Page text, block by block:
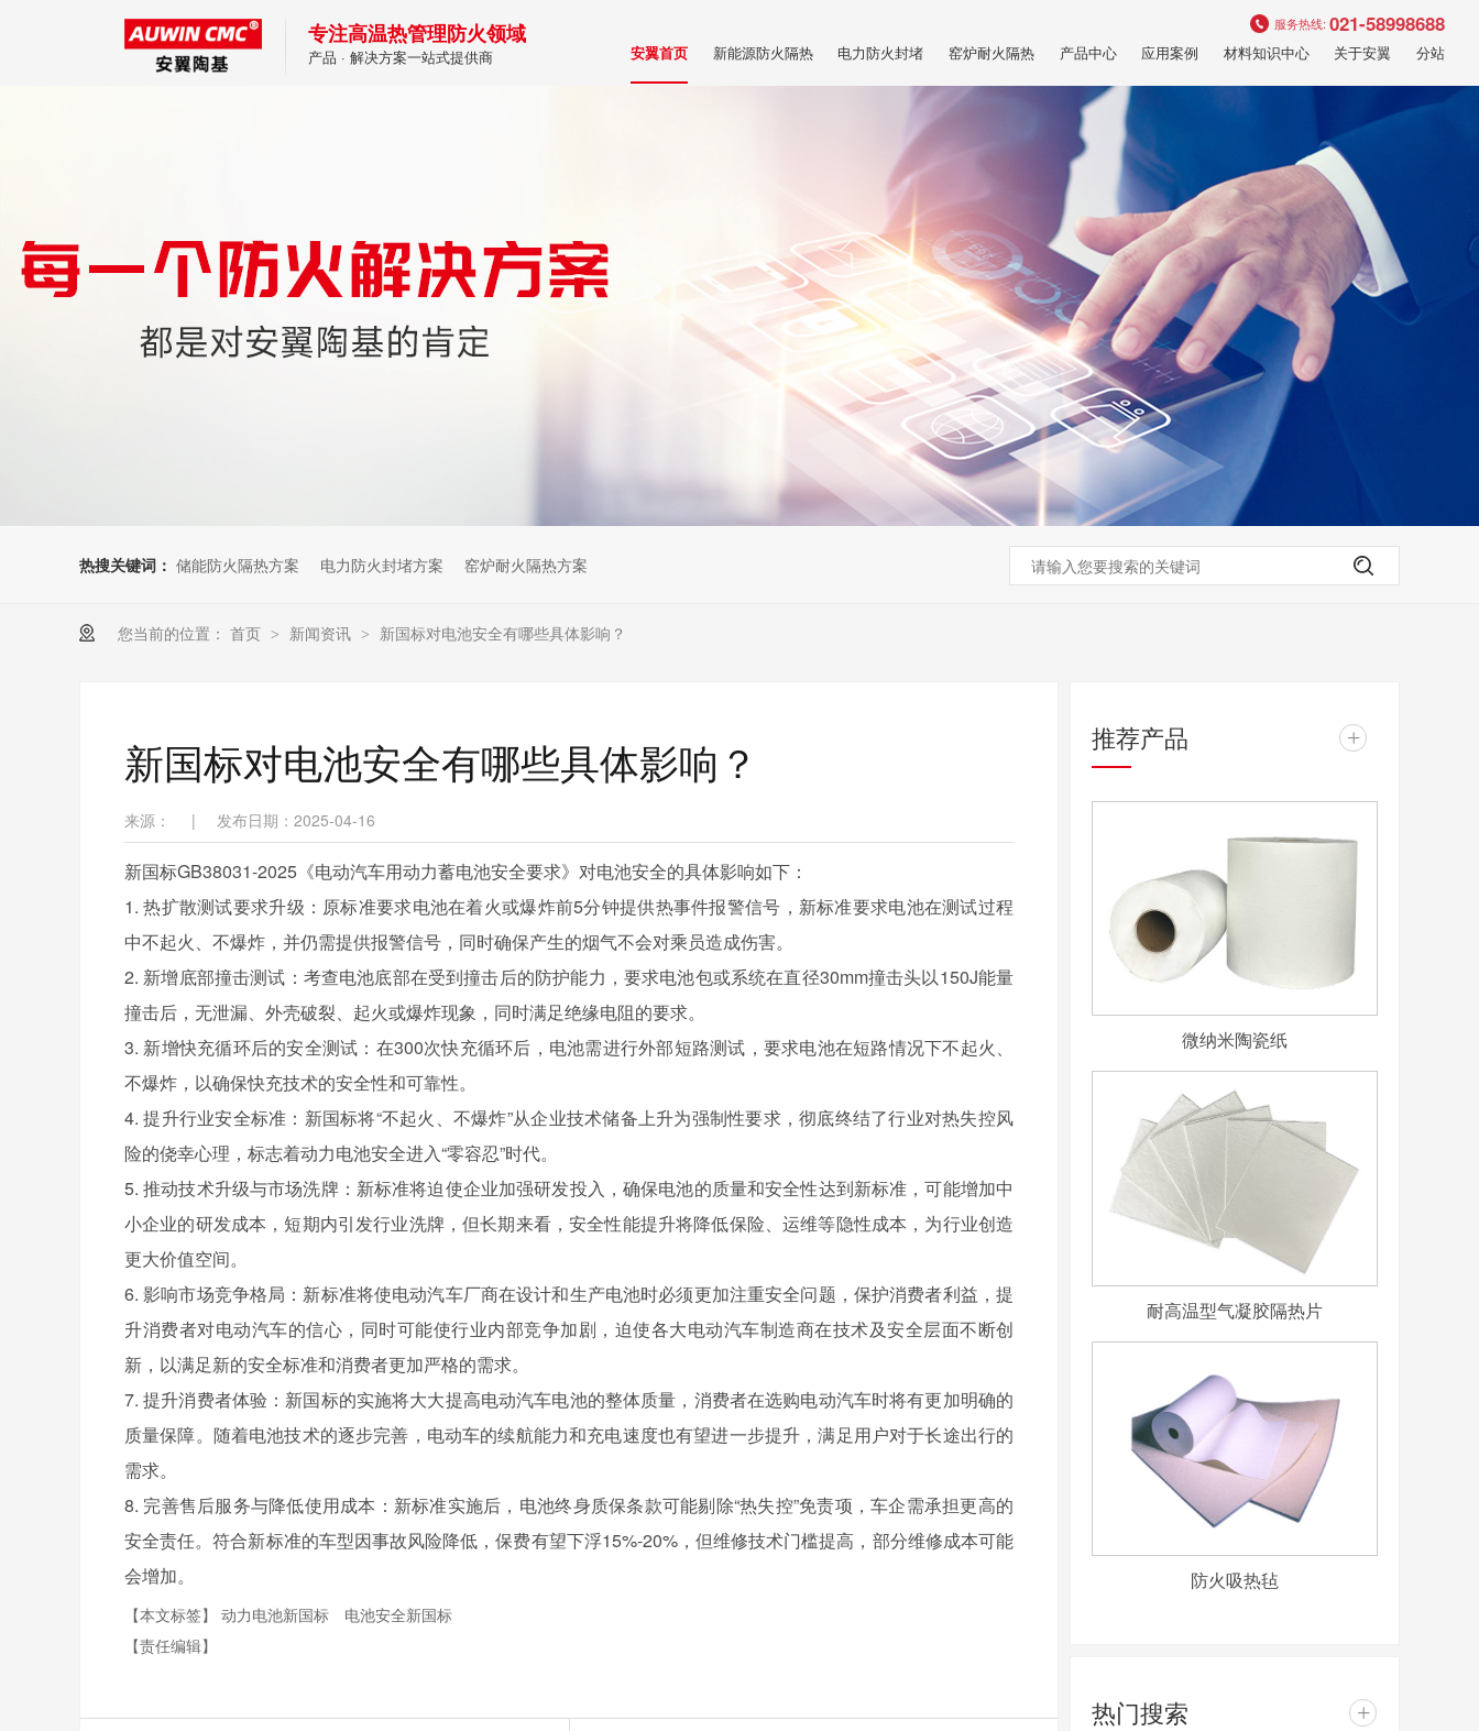
专注高温热管理防火领域
产品 · 解决方案一站式提供商
服务热线:021-58998688
安翼首页 新能源防火隔热 电力防火封堵 窑炉耐火隔热 产品中心 应用案例 材料知识中心 关于安翼 分站
热搜关键词： 储能防火隔热方案 电力防火封堵方案 窑炉耐火隔热方案
您当前的位置： 首页 > 新闻资讯 > 新国标对电池安全有哪些具体影响？
新国标对电池安全有哪些具体影响？
来源： | 发布日期：2025-04-16
新国标GB38031-2025《电动汽车用动力蓄电池安全要求》对电池安全的具体影响如下：
1. 热扩散测试要求升级：原标准要求电池在着火或爆炸前5分钟提供热事件报警信号，新标准要求电池在测试过程
中不起火、不爆炸，并仍需提供报警信号，同时确保产生的烟气不会对乘员造成伤害。
2. 新增底部撞击测试：考查电池底部在受到撞击后的防护能力，要求电池包或系统在直径30mm撞击头以150J能量
撞击后，无泄漏、外壳破裂、起火或爆炸现象，同时满足绝缘电阻的要求。
3. 新增快充循环后的安全测试：在300次快充循环后，电池需进行外部短路测试，要求电池在短路情况下不起火、
不爆炸，以确保快充技术的安全性和可靠性。
4. 提升行业安全标准：新国标将“不起火、不爆炸”从企业技术储备上升为强制性要求，彻底终结了行业对热失控风
险的侥幸心理，标志着动力电池安全进入“零容忍”时代。
5. 推动技术升级与市场洗牌：新标准将迫使企业加强研发投入，确保电池的质量和安全性达到新标准，可能增加中
小企业的研发成本，短期内引发行业洗牌，但长期来看，安全性能提升将降低保险、运维等隐性成本，为行业创造
更大价值空间。
6. 影响市场竞争格局：新标准将使电动汽车厂商在设计和生产电池时必须更加注重安全问题，保护消费者利益，提
升消费者对电动汽车的信心，同时可能使行业内部竞争加剧，迫使各大电动汽车制造商在技术及安全层面不断创
新，以满足新的安全标准和消费者更加严格的需求。
7. 提升消费者体验：新国标的实施将大大提高电动汽车电池的整体质量，消费者在选购电动汽车时将有更加明确的
质量保障。随着电池技术的逐步完善，电动车的续航能力和充电速度也有望进一步提升，满足用户对于长途出行的
需求。
8. 完善售后服务与降低使用成本：新标准实施后，电池终身质保条款可能剔除“热失控”免责项，车企需承担更高的
安全责任。符合新标准的车型因事故风险降低，保费有望下浮15%-20%，但维修技术门槛提高，部分维修成本可能
会增加。
【本文标签】 动力电池新国标
电池安全新国标
【责任编辑】
推荐产品 +
微纳米陶瓷纸
耐高温型气凝胶隔热片
防火吸热毡
热门搜索 +